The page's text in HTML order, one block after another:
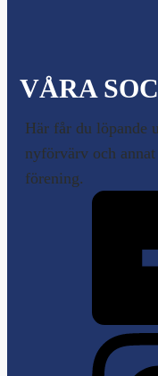
VÅRA
Här får du löpande
nyförvärv och
förening.